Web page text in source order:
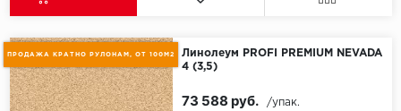
ПРОДАЖА КРАТНО РУЛОНАМ, ОТ 100М2
Линолеум PROFI PREMIUM NEVADA
4 (3,5)
73 588 руб. /упак.